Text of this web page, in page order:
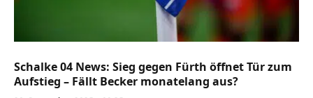
Schalke 04 News: Sieg gegen Fürth öffnet Tür zum
Aufstieg – Fällt Becker monatelang aus?